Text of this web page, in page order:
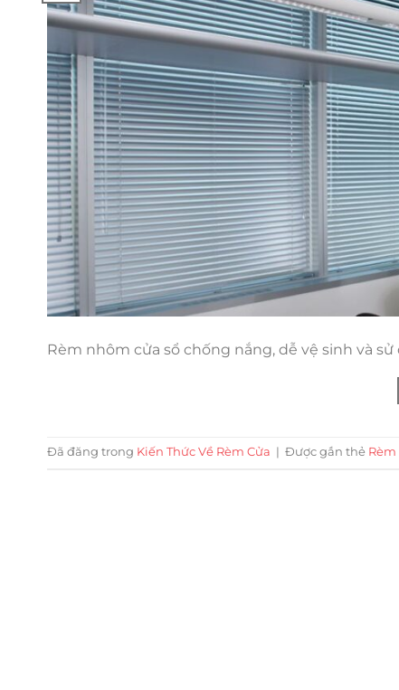
Rèm nhôm cửa sổ chống nắng, dễ vệ sinh và
Đã đăng trong Kiến Thức Về Rèm Cửa | Được gắn thẻ